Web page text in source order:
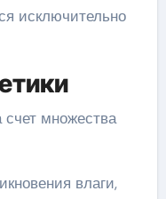
исключительно
множества
влаги,